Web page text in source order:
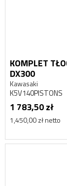
KOMPLET
DX300
Kawasaki
K5V140PISTONS
1 783,50 zł
1,450,00 zł netto